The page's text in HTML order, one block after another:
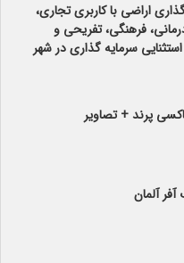
اراضی با کاربری تجاری،
فرهنگی، تفریحی و
سرمایه گذاری در شهر
پرند + تصاویر
آلمان